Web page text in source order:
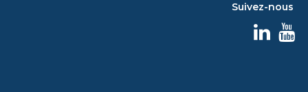
Suivez-nous